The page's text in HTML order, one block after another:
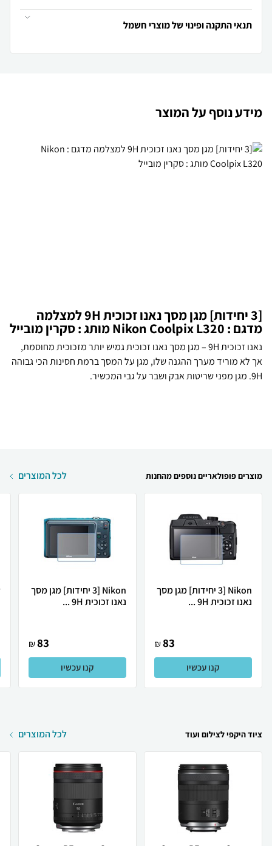
תנאי התקנה ופינוי של מוצרי חשמל
מידע נוסף על המוצר
[3 יחידות] מגן מסך נאנו זכוכית 9H למצלמה
מדגם : Nikon Coolpix L320 מותג : סקרין מובייל
נאנו זכוכית 9H – מגן מסך נאנו זכוכית גמיש יותר מזכוכית מחוסמת,
אך לא מוריד מערך ההגנה שלו, מגן על המסך ברמת חסינות הכי גבוהה
9H. מגן מפני שריטות אבק ושבר על גבי המכשיר.
מוצרים פופולאריים נוספים מהחנות לכל המוצרים
Nikon [3 יחידות] מגן מסך
נאנו זכוכית 9H ...
83
₪
קנו עכשיו
Nikon [3 יחידות] מגן מסך
נאנו זכוכית 9H ...
83
₪
קנו עכשיו
ציוד היקפי לצילום ועוד לכל המוצרים